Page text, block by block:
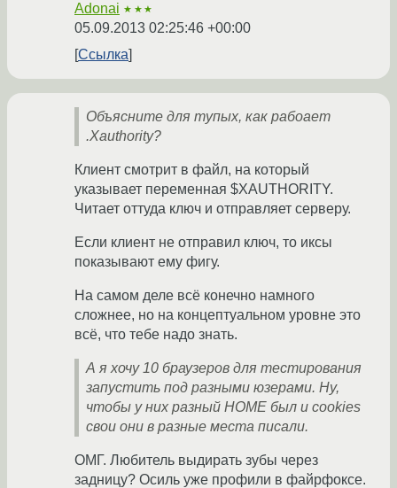
Adonai ★★★
05.09.2013 02:25:46 +00:00
Ссылка
Объясните для тупых, как рабоает
.Xauthority?
Клиент смотрит в файл, на который
указывает переменная $XAUTHORITY.
Читает оттуда ключ и отправляет серверу.
Если клиент не отправил ключ, то иксы
показывают ему фигу.
На самом деле всё конечно намного
сложнее, но на концептуальном уровне это
всё, что тебе надо знать.
А я хочу 10 браузеров для тестирования
запустить под разными юзерами. Ну,
чтобы у них разный HOME был и cookies
свои они в разные места писали.
ОМГ. Любитель выдирать зубы через
задницу? Осиль уже профили в файрфоксе.